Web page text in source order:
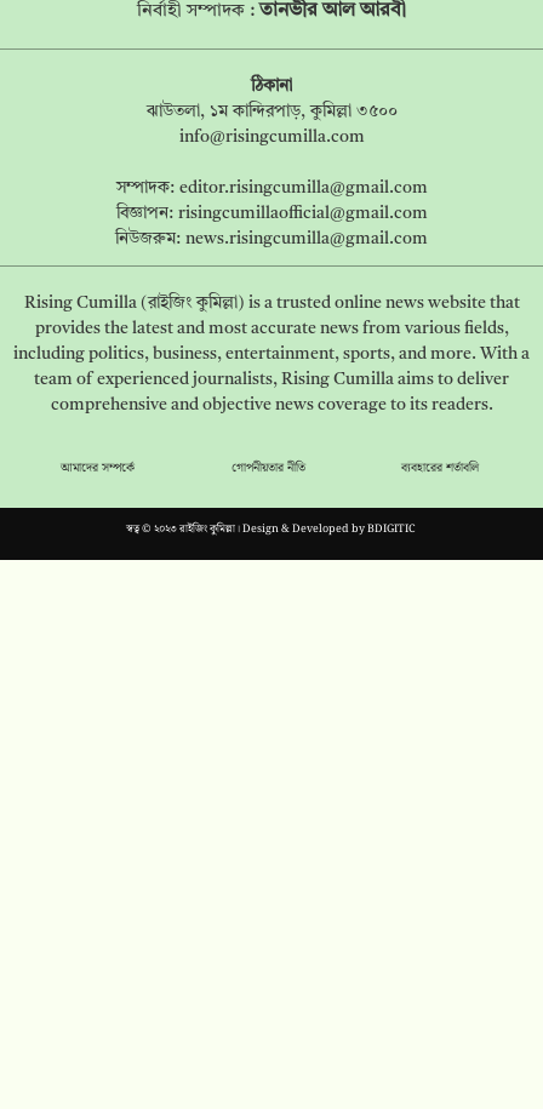
নির্বাহী সম্পাদক : তানভীর আল আরবী
ঠিকানা
ঝাউতলা, ১ম কান্দিরপাড়, কুমিল্লা ৩৫০০
info@risingcumilla.com
সম্পাদক: editor.risingcumilla@gmail.com
বিজ্ঞাপন: risingcumillaofficial@gmail.com
নিউজরুম: news.risingcumilla@gmail.com
Rising Cumilla (রাইজিং কুমিল্লা) is a trusted online news website that
provides the latest and most accurate news from various fields,
including politics, business, entertainment, sports, and more. With a
team of experienced journalists, Rising Cumilla aims to deliver
comprehensive and objective news coverage to its readers.
আমাদের সম্পর্কে গোপনীয়তার নীতি ব্যবহারের শর্তাবলি
স্বত্ব © ২০২৩ রাইজিং কুমিল্লা। Design & Developed byBDIGITIC